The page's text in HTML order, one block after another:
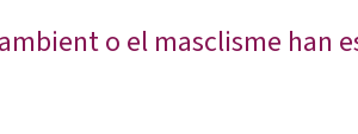
o el masclisme han